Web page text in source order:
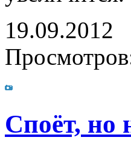
19.09.2012
Споёт, но